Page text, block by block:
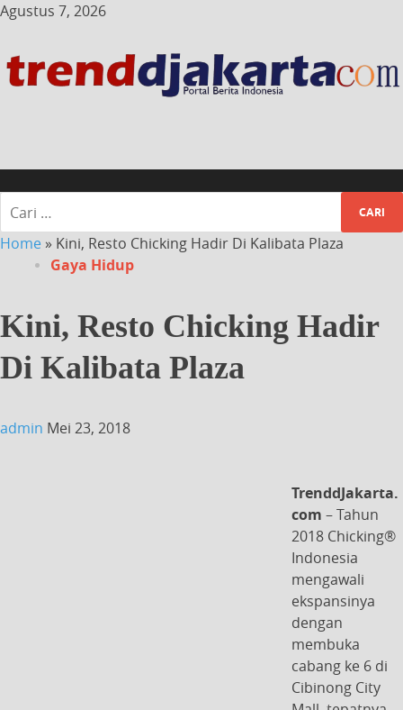
Agustus 7, 2026
Home » Kini, Resto Chicking Hadir Di Kalibata Plaza
Gaya Hidup
Kini, Resto Chicking Hadir
Di Kalibata Plaza
admin Mei 23, 2018
TrenddJakarta.
com – Tahun
2018 Chicking®
Indonesia
mengawali
ekspansinya
dengan
membuka
cabang ke 6 di
Cibinong City